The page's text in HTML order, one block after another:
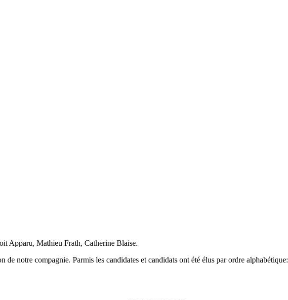
Apparu, Mathieu Frath, Catherine Blaise.
notre compagnie. Parmis les candidates et candidats ont été élus par ordre alphabétique: